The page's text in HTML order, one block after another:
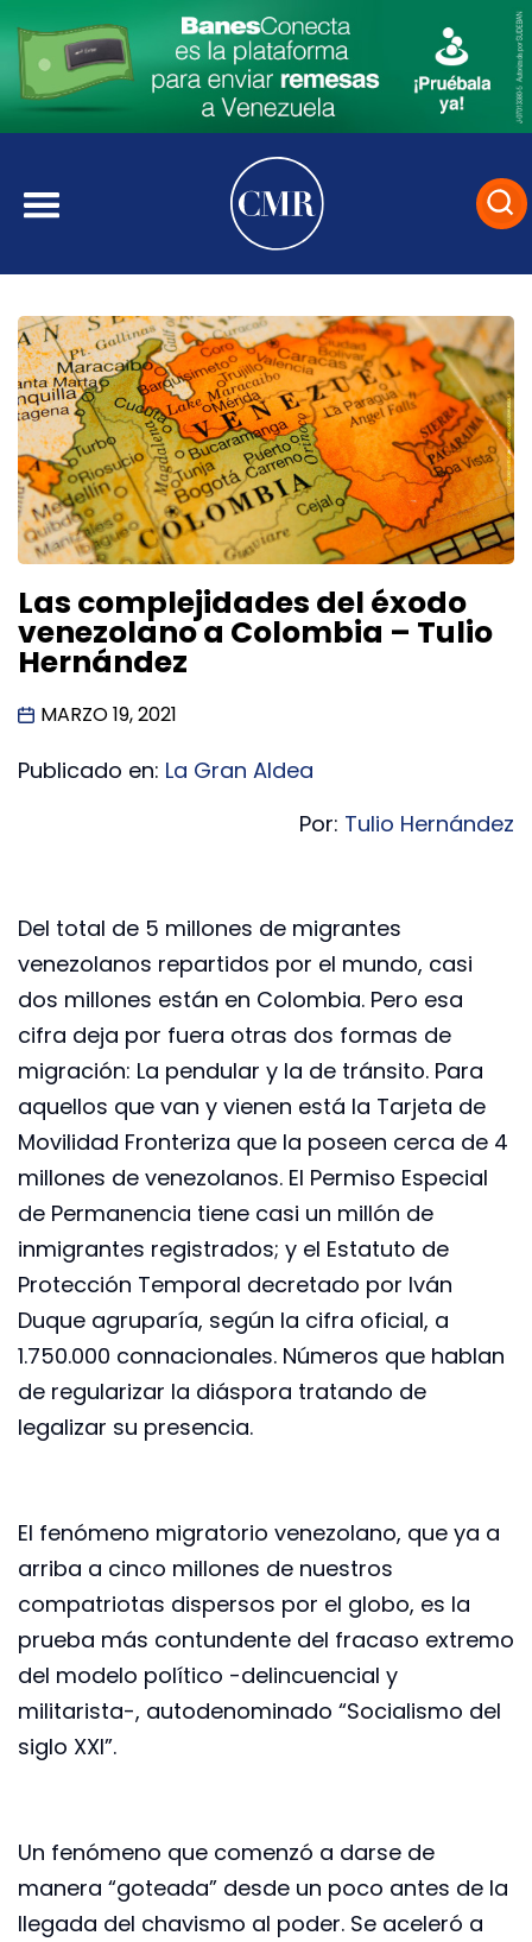
Las complejidades del éxodo
venezolano a Colombia – Tulio
Hernández
MARZO 19, 2021
Publicado en: La Gran Aldea
Por: Tulio Hernández
Del total de 5 millones de migrantes
venezolanos repartidos por el mundo, casi
dos millones están en Colombia. Pero esa
cifra deja por fuera otras dos formas de
migración: La pendular y la de tránsito. Para
aquellos que van y vienen está la Tarjeta de
Movilidad Fronteriza que la poseen cerca de 4
millones de venezolanos. El Permiso Especial
de Permanencia tiene casi un millón de
inmigrantes registrados; y el Estatuto de
Protección Temporal decretado por Iván
Duque agruparía, según la cifra oficial, a
1.750.000 connacionales. Números que hablan
de regularizar la diáspora tratando de
legalizar su presencia.
El fenómeno migratorio venezolano, que ya a
arriba a cinco millones de nuestros
compatriotas dispersos por el globo, es la
prueba más contundente del fracaso extremo
del modelo político -delincuencial y
militarista-, autodenominado “Socialismo del
siglo XXI”.
Un fenómeno que comenzó a darse de
manera “goteada” desde un poco antes de la
llegada del chavismo al poder. Se aceleró a